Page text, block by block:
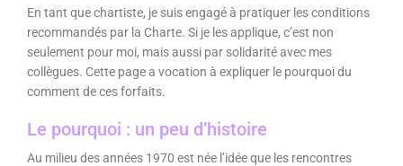
En tant que chartiste, je suis engagé à pratiquer les conditions
recommandés par la Charte. Si je les applique, c’est non
seulement pour moi, mais aussi par solidarité avec mes
collègues. Cette page a vocation à expliquer le pourquoi du
comment de ces forfaits.
Le pourquoi : un peu d’histoire
Au milieu des années 1970 est née l’idée que les rencontres